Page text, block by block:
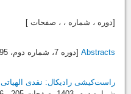
[دوره ، شماره ، ، صفحات ]
Abstracts [دوره 7، شماره دوم،
راست‌کیشی رادیکال: نقدی